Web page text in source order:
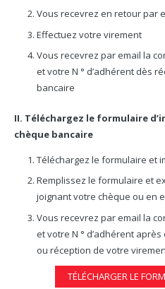
Vous recevrez en retour par
Effectuez votre virement
Vous recevrez par email la
et votre N ° d’adhérent dès
bancaire
II. Téléchargez le formulaire
chèque bancaire
Téléchargez le formulaire et
Remplissez le formulaire et
joignant votre chèque ou en
Vous recevrez par email la
et votre N ° d’adhérent
ou réception de votre
TÉLÉCHARGER LE